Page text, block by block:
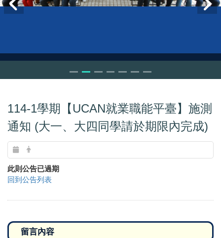
114-1學期【UCAN就業職能平臺】施測
通知 (大一、大四同學請於期限內完成)
此則公告已過期
回到公告列表